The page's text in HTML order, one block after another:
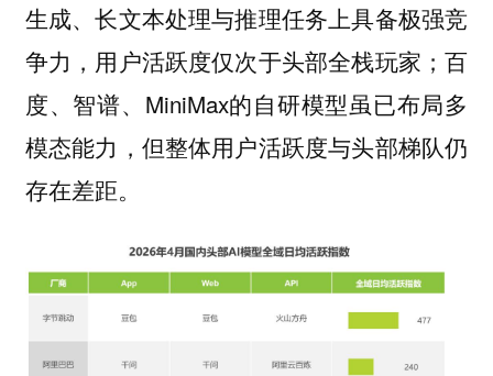
生成、长文本处理与推理任务上具备极强竞
争力，用户活跃度仅次于头部全栈玩家；百
度、智谱、MiniMax的自研模型虽已布局多
模态能力，但整体用户活跃度与头部梯队仍
存在差距。